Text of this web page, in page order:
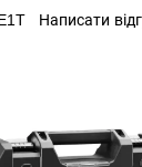
Написати